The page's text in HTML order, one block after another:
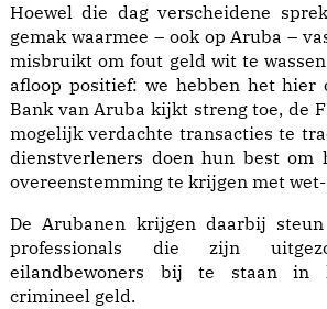
Hoewel die dag verscheidene
gemak waarmee – ook op Aruba –
misbruikt om fout geld wit te
afloop positief: we hebben het hier
Bank van Aruba kijkt streng toe, de
mogelijk verdachte transacties te
dienstverleners doen hun best om
overeenstemming te krijgen met
De Arubanen krijgen daarbij
professionals die zijn
eilandbewoners bij te staan in
crimineel geld.